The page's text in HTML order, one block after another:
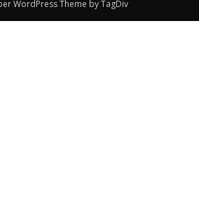
WordPress Theme by TagDiv